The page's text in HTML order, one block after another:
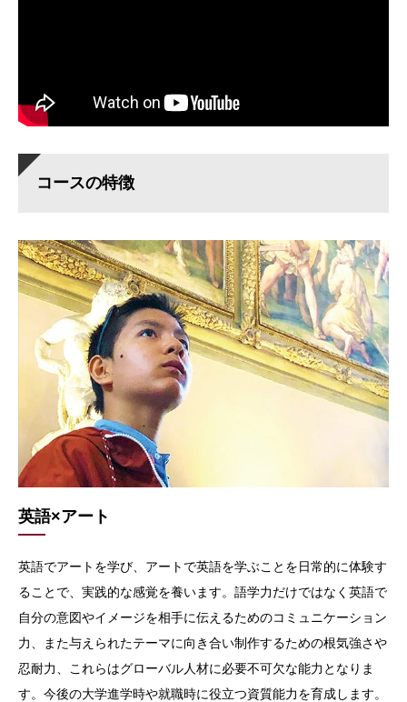
コースの特徴
英語×アート
英語でアートを学び、アートで英語を学ぶことを日常的に体験す
ることで、実践的な感覚を養います。語学力だけではなく英語で
自分の意図やイメージを相手に伝えるためのコミュニケーション
力、また与えられたテーマに向き合い制作するための根気強さや
忍耐力、これらはグローバル人材に必要不可欠な能力となりま
す。今後の大学進学時や就職時に役立つ資質能力を育成します。